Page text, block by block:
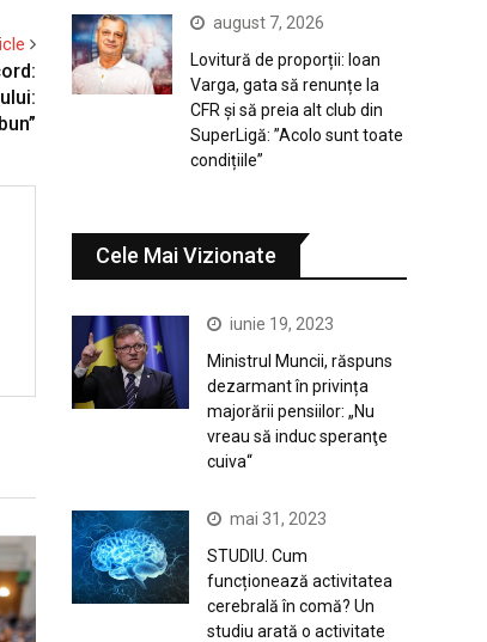
august 7, 2026
Lovitură de proporții: Ioan
Varga, gata să renunțe la
CFR și să preia alt club din
SuperLigă: ”Acolo sunt toate
condițiile”
Cele Mai Vizionate
iunie 19, 2023
Ministrul Muncii, răspuns
dezarmant în privința
majorării pensiilor: „Nu
vreau să induc speranţe
cuiva“
mai 31, 2023
STUDIU. Cum
funcționează activitatea
cerebrală în comă? Un
studiu arată o activitate